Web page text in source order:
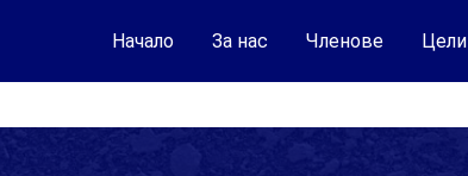
Начало За нас Членове Цели